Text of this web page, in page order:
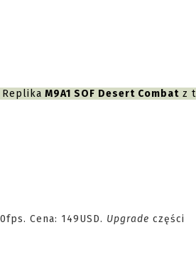
Replika M9A1 SOF Desert Combat z
Cena: 149USD. Upgrade części